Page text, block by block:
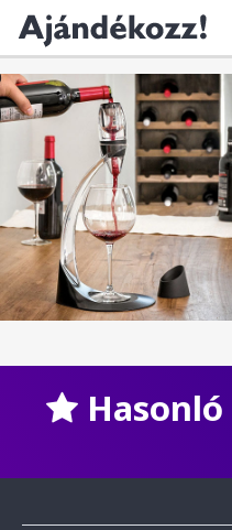
Hasonló